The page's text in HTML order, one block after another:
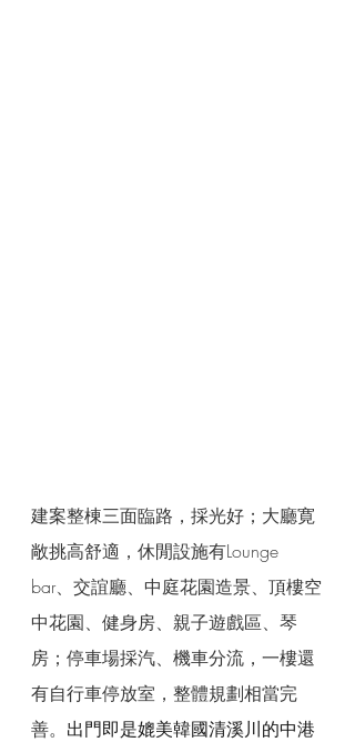
建案整棟三面臨路，採光好；大廳寛
敞挑高舒適，休閒設施有Lounge
bar、交誼廳、中庭花園造景、頂樓空
中花園、健身房、親子遊戲區、琴
房；停車場採汽、機車分流，一樓還
有自行車停放室，整體規劃相當完
善。 出門即是媲美韓國清溪川的中港